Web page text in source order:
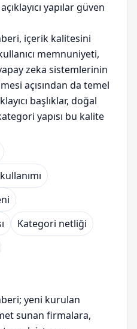
yapılar güven
içerik kalitesini
memnuniyeti,
zeka sistemlerinin
açısından da temel
başlıklar, doğal
yapısı bu kalite
Kategori netliği
yeni kurulan
sunan firmalara,